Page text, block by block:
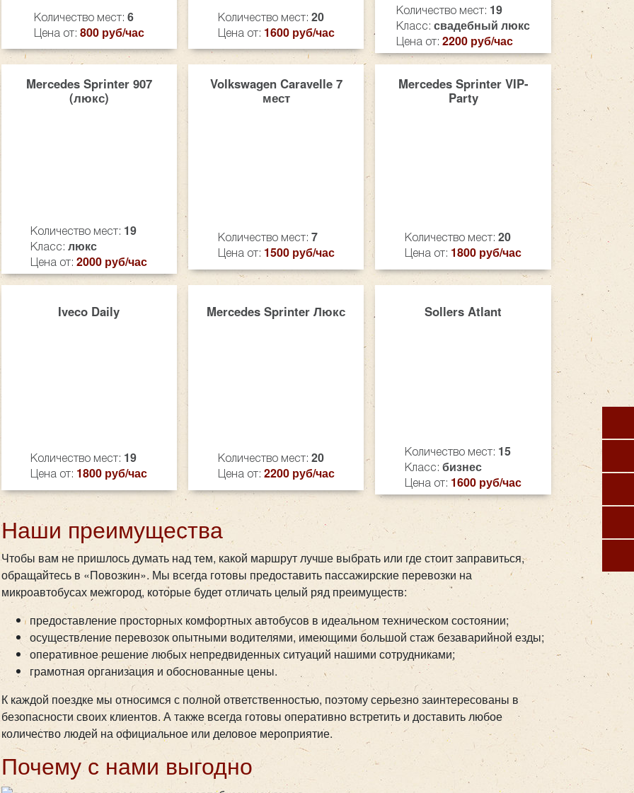
Количество мест: 6
Цена от: 800 руб/час
Количество мест: 20
Цена от: 1600 руб/час
Количество мест: 19
Класс:свадебный люкс
Цена от:2200 руб/час
Mercedes Sprinter 907
(люкс)
Количество мест: 19
Класс:люкс
Цена от:2000 руб/час
Volkswagen Caravelle 7
мест
Количество мест: 7
Цена от: 1500 руб/час
Mercedes Sprinter VIP-
Party
Количество мест:20
Цена от: 1800 руб/час
Iveco Daily
Количество мест: 19
Цена от: 1800 руб/час
Mercedes Sprinter Люкс
Количество мест: 20
Цена от: 2200 руб/час
Sollers Atlant
Количество мест: 15
Класс:бизнес
Цена от: 1600 руб/час
Наши преимущества
Чтобы вам не пришлось думать над тем, какой маршрут лучше выбрать или где стоит заправиться,
обращайтесь в «Повозкин». Мы всегда готовы предоставить пассажирские перевозки на
микроавтобусах межгород, которые будет отличать целый ряд преимуществ:
предоставление просторных комфортных автобусов в идеальном техническом состоянии;
осуществление перевозок опытными водителями, имеющими большой стаж безаварийной езды;
оперативное решение любых непредвиденных ситуаций нашими сотрудниками;
грамотная организация и обоснованные цены.
К каждой поездке мы относимся с полной ответственностью, поэтому серьезно заинтересованы в
безопасности своих клиентов. А также всегда готовы оперативно встретить и доставить любое
количество людей на официальное или деловое мероприятие.
Почему с нами выгодно